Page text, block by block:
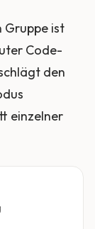
Gruppe ist
Code-
den
einzelner